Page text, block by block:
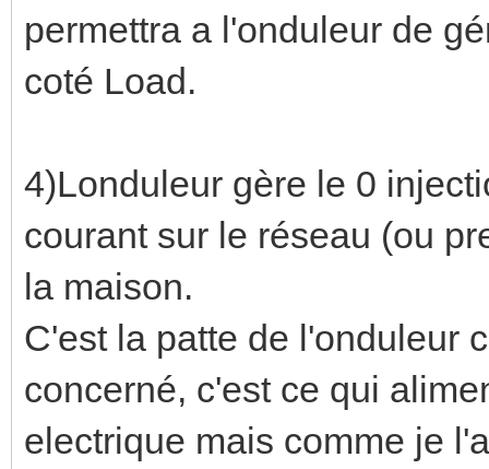
permettra a l'onduleur de
coté Load.
4)Londuleur gère le 0
courant sur le réseau (ou
la maison.
C'est la patte de l'onduleur
concerné, c'est ce qui
electrique mais comme je